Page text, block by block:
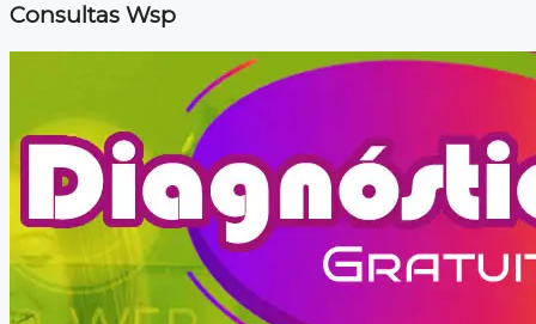
Consultas Wsp